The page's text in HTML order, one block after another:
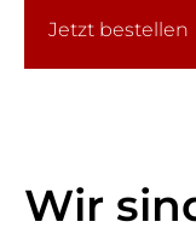
Jetzt
Wir